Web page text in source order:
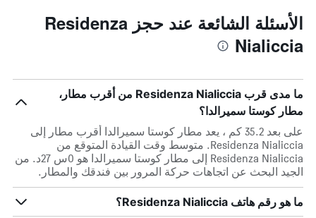
الأسئلة الشائعة عند حجز Residenza
Nialiccia
ما مدى قرب Residenza Nialiccia من أقرب مطار،
مطار كوستا سميرالدا؟
على بعد 35.2 كم ، يعد مطار كوستا سميرالدا أقرب مطار إلى
Residenza Nialiccia. متوسط وقت القيادة المتوقع من
Residenza Nialiccia إلى مطار كوستا سميرالدا هو 0س 27د. من
الجيد البحث عن اتجاهات حركة المرور بين فندقك والمطار.
ما هو رقم هاتف Residenza Nialiccia؟